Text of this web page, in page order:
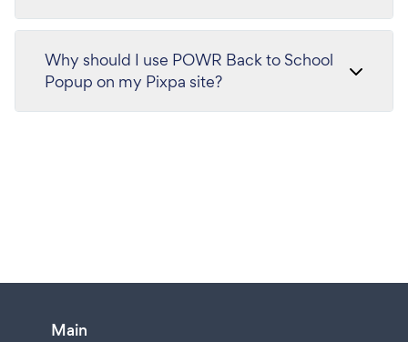
Why should I use POWR Back to School
Popup on my Pixpa site?
Main